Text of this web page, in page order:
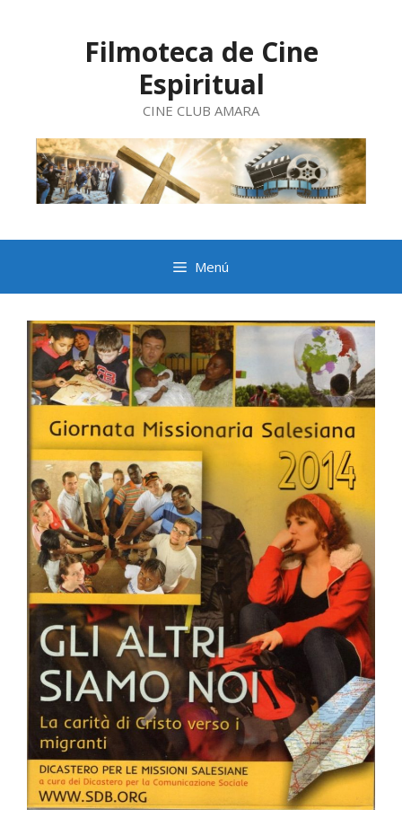
Filmoteca de Cine
Espiritual
CINE CLUB AMARA
Menú